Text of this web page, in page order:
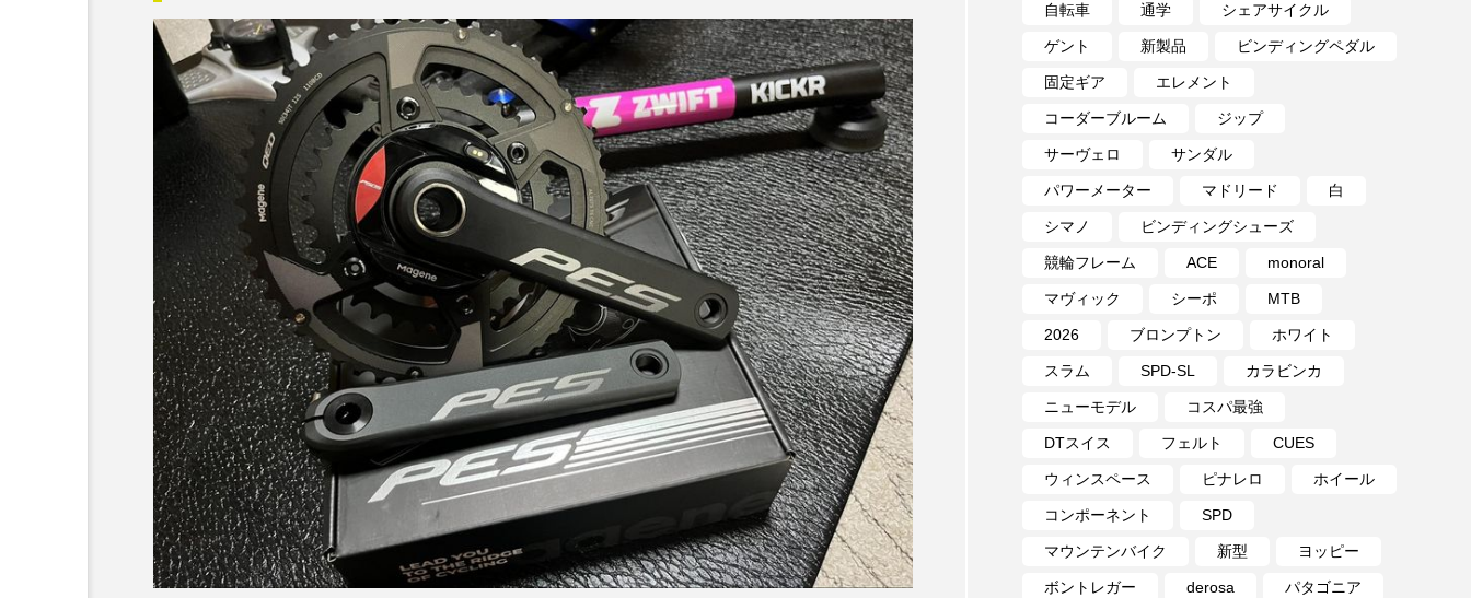
自転車 通学 シェアサイクル
ゲント 新製品 ビンディングペダル
固定ギア エレメント
コーダーブルーム ジップ
サーヴェロ サンダル
パワーメーター マドリード 白
シマノ ビンディングシューズ
競輪フレーム ACE monoral
マヴィック シーポ MTB
2026 ブロンプトン ホワイト
スラム SPD-SL カラビンカ
ニューモデル コスパ最強
DTスイス フェルト CUES
ウィンスペース ピナレロ ホイール
コンポーネント SPD
マウンテンバイク 新型 ヨッピー
ボントレガー derosa パタゴニア